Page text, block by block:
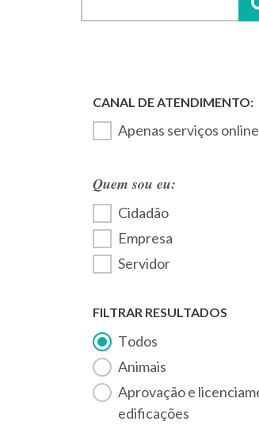
Apenas serviços online
Quem sou eu:
Cidadão
Empresa
Servidor
FILTRAR RESULTADOS
Todos
Animais
Aprovação e licenciamento de
edificações